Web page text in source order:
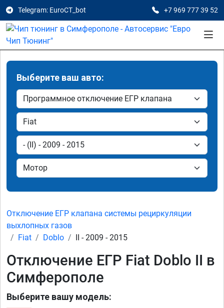
Telegram: EuroCT_bot +7 969 777 39 52
Выберите ваш авто:
Отключение ЕГР клапана системы рециркуляции
выхлопных газов
Fiat
Doblo II - 2009 - 2015
Отключение ЕГР Fiat Doblo II в
Симферополе
Выберите вашу модель: